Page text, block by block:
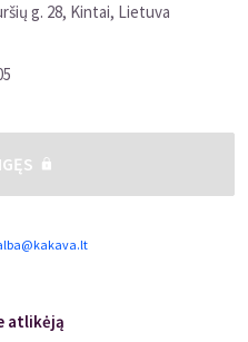
g. 28, Kintai, Lietuva
atlikėją